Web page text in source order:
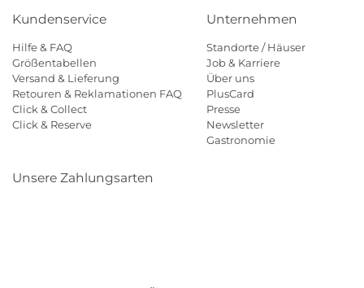
Kundenservice
Hilfe & FAQ
Größentabellen
Versand & Lieferung
Retouren & Reklamationen FAQ
Click & Collect
Click & Reserve
Unternehmen
Standorte / Häuser
Job & Karriere
Über uns
PlusCard
Presse
Newsletter
Gastronomie
Unsere Zahlungsarten